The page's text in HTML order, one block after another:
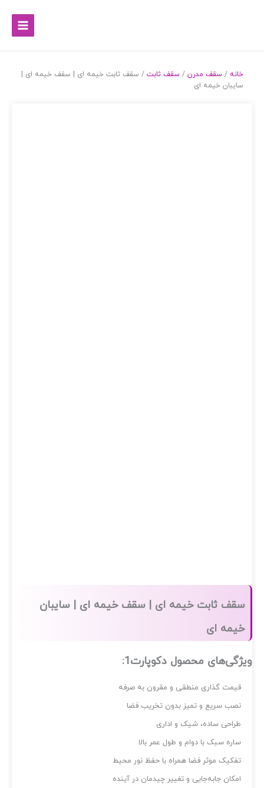
/سقف مدرن/سقف ثابت/ سقف ثابت خیمه ای | سقف خیمه ای |
سایبان خیمه ای
ثابت خیمه ای | سقف خیمه ای | سایبان
ای
محصول دکوپارت1:
قیمت گذاری منطقی و مقرون به صرفه
نصب سریع و تمیز بدون تخریب فضا
طراحی ساده، شیک و اداری
ساره سبک با دوام و طول عمر بالا
تفکیک موثر فضا همراه با حفظ نور محیط
امکان جابه‌جایی و تغییر چیدمان در آینده